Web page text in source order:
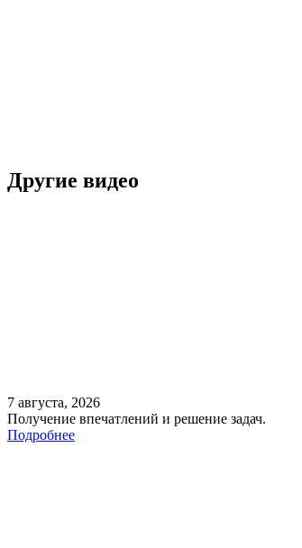
Другие видео
7 августа, 2026
Получение впечатлений и решение задач.
Подробнее